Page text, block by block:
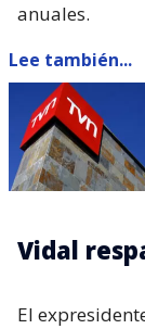
anuales.
Lee también...
Vidal
El